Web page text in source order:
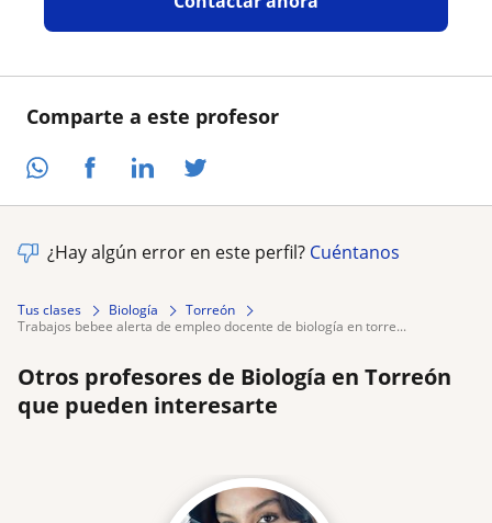
Comparte a este profesor
¿Hay algún error en este perfil? Cuéntanos
Tus clases Biología
Torreón
trabajos bebee alerta de empleo docente de biología en torre...
Otros profesores de Biología en Torreón
que pueden interesarte